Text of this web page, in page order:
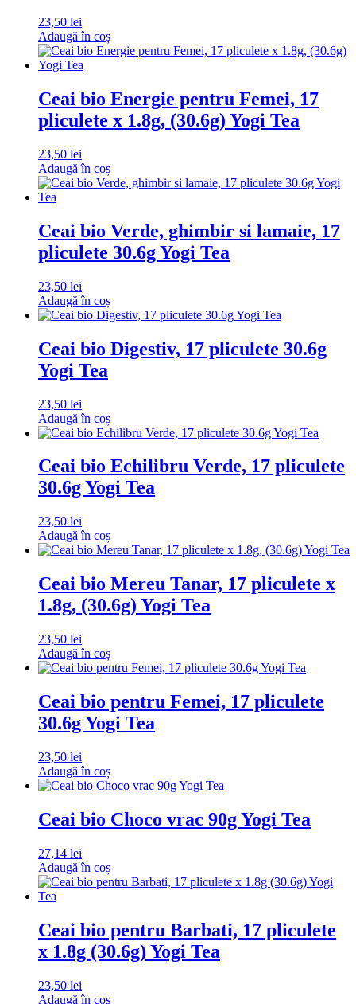
23,50 lei
Adaugă în coș
Ceai bio Energie pentru Femei, 17
pliculete x 1.8g, (30.6g) Yogi Tea
23,50 lei
Adaugă în coș
Ceai bio Verde, ghimbir si lamaie, 17
pliculete 30.6g Yogi Tea
23,50 lei
Adaugă în coș
Ceai bio Digestiv, 17 pliculete 30.6g
Yogi Tea
23,50 lei
Adaugă în coș
Ceai bio Echilibru Verde, 17 pliculete
30.6g Yogi Tea
23,50 lei
Adaugă în coș
Ceai bio Mereu Tanar, 17 pliculete x
1.8g, (30.6g) Yogi Tea
23,50 lei
Adaugă în coș
Ceai bio pentru Femei, 17 pliculete
30.6g Yogi Tea
23,50 lei
Adaugă în coș
Ceai bio Choco vrac 90g Yogi Tea
27,14 lei
Adaugă în coș
Ceai bio pentru Barbati, 17 pliculete
x 1.8g (30.6g) Yogi Tea
23,50 lei
Adaugă în coș